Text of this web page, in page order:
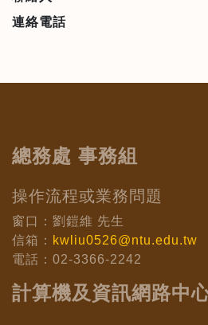
連絡電話
總務處 事務組
操作流程或業務問題
窗口：劉鎧維 先生
信箱： kwliu0526@ntu.edu.tw
電話：02-3366-2242
計算機及資訊網路中